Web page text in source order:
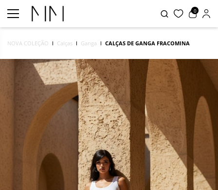
0
NOVA COLEÇÃO Calças Ganga CALÇAS DE GANGA FRACOMINA